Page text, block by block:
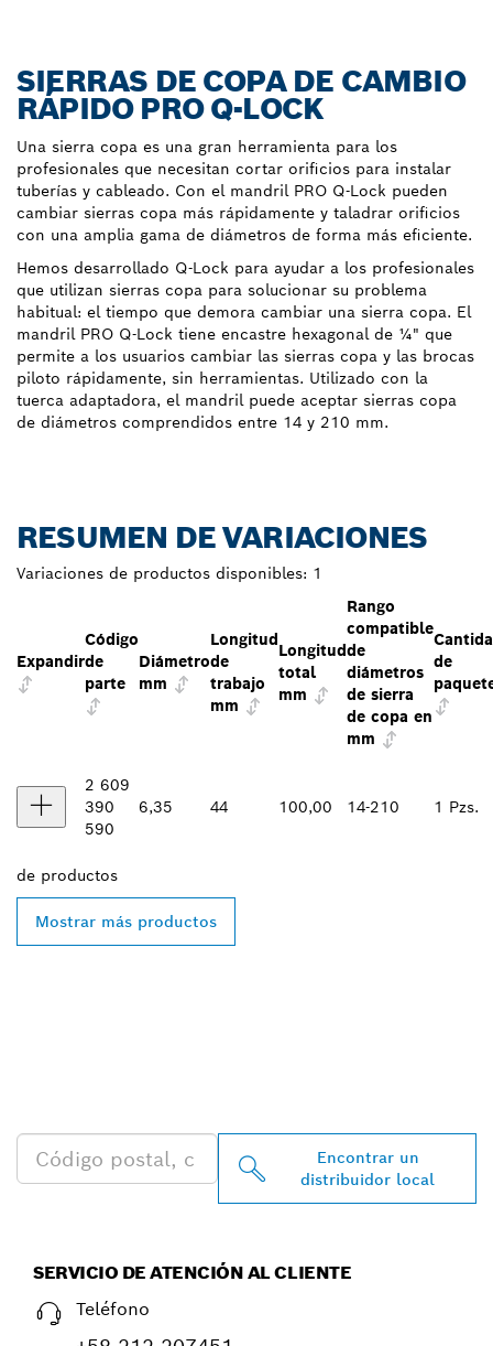
SIERRAS DE COPA DE CAMBIO
RÁPIDO PRO Q-LOCK
Una sierra copa es una gran herramienta para los
profesionales que necesitan cortar orificios para instalar
tuberías y cableado. Con el mandril PRO Q-Lock pueden
cambiar sierras copa más rápidamente y taladrar orificios
con una amplia gama de diámetros de forma más eficiente.
Hemos desarrollado Q-Lock para ayudar a los profesionales
que utilizan sierras copa para solucionar su problema
habitual: el tiempo que demora cambiar una sierra copa. El
mandril PRO Q-Lock tiene encastre hexagonal de ¼" que
permite a los usuarios cambiar las sierras copa y las brocas
piloto rápidamente, sin herramientas. Utilizado con la
tuerca adaptadora, el mandril puede aceptar sierras copa
de diámetros comprendidos entre 14 y 210 mm.
RESUMEN DE VARIACIONES
Variaciones de productos disponibles: 1
Expandir
Código
de
parte
Diámetro
mm
Longitud
de
trabajo
mm
Longitud
total
mm
Rango
compatible
de
diámetros
de sierra
de copa en
mm
de
2 609
390
590
6,35 44 100,00 14-210 1 Pzs.
de productos
Mostrar más productos
Encontrar un
distribuidor local
SERVICIO DE ATENCIÓN AL CLIENTE
Teléfono